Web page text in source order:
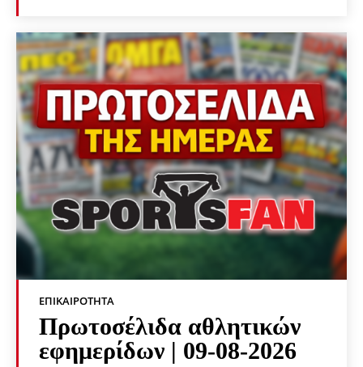
ΕΠΙΚΑΙΡΌΤΗΤΑ
Πρωτοσέλιδα αθλητικών
εφημερίδων | 09-08-2026